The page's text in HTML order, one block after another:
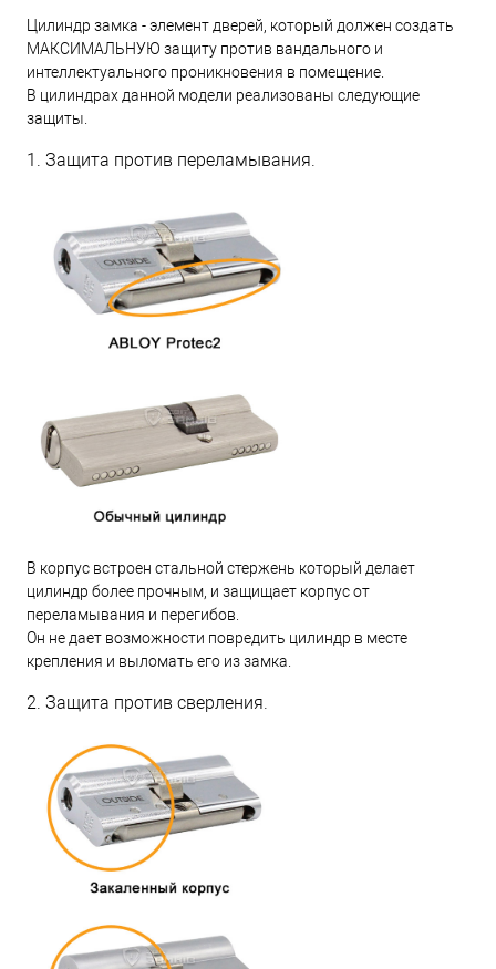
Цилиндр замка - элемент дверей, который должен создать
МАКСИМАЛЬНУЮ защиту против вандального и
интеллектуального проникновения в помещение.
В цилиндрах данной модели реализованы следующие
защиты.
1. Защита против переламывания.
В корпус встроен стальной стержень который делает
цилиндр более прочным, и защищает корпус от
переламывания и перегибов.
Он не дает возможности повредить цилиндр в месте
крепления и выломать его из замка.
2. Защита против сверления.